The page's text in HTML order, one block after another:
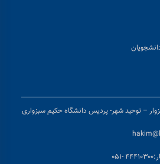
– توحید شهر- پردیس دانشگاه حکیم سبزواری
-۰۵۱